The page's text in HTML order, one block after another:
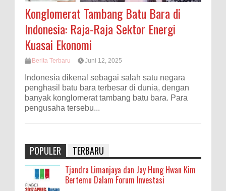
Konglomerat Tambang Batu Bara di
Indonesia: Raja-Raja Sektor Energi
Kuasai Ekonomi
Berita Terbaru Juni 12, 2025
Indonesia dikenal sebagai salah satu negara
penghasil batu bara terbesar di dunia, dengan
banyak konglomerat tambang batu bara. Para
pengusaha tersebu...
POPULER TERBARU
Tjandra Limanjaya dan Jay Hung Hwan Kim
Bertemu Dalam Forum Investasi